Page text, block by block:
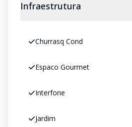
Infraestrutura
Churrasq Cond
Espaco Gourmet
Interfone
Jardim